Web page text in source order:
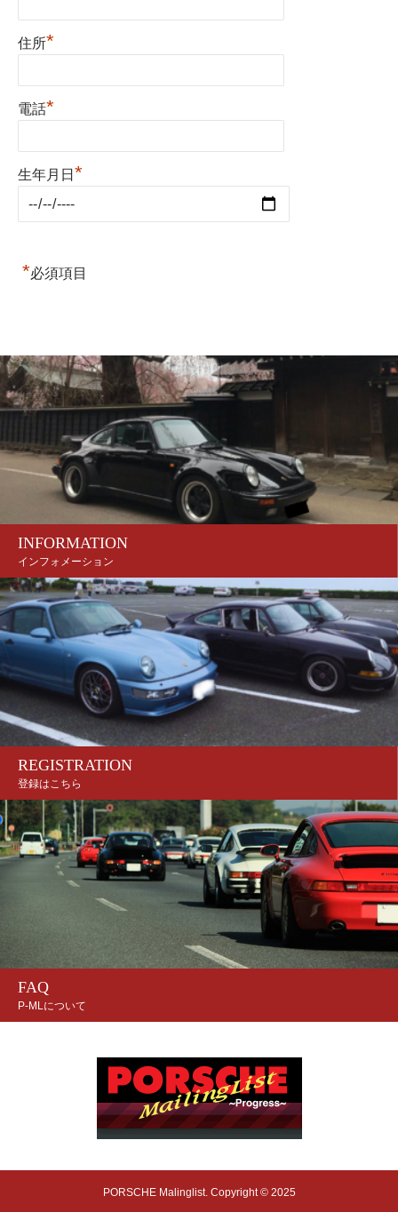
住所*
電話*
生年月日 *
*必須項目
INFORMATION
インフォメーション
REGISTRATION
登録はこちら
FAQ
P-MLについて
PORSCHE Malinglist. Copyright © 2025